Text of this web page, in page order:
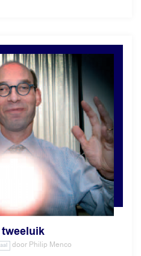
door Philip Menco